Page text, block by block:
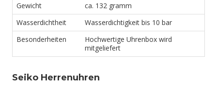
Gewicht
ca. 132 gramm
Wasserdichtheit
Wasserdichtigkeit bis 10 bar
Besonderheiten
Hochwertige Uhrenbox wird
mitgeliefert
Seiko Herrenuhren